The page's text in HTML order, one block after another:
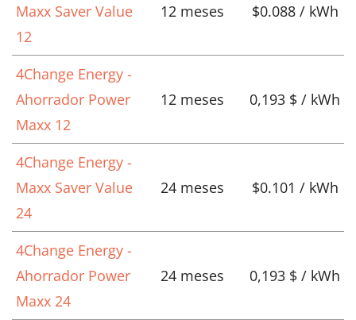
Maxx Saver Value
12
12 meses $0.088 / kWh
4Change Energy -
Ahorrador Power
Maxx 12
12 meses 0,193 $ / kWh
4Change Energy -
Maxx Saver Value
24
24 meses $0.101 / kWh
4Change Energy -
Ahorrador Power
Maxx 24
24 meses 0,193 $ / kWh